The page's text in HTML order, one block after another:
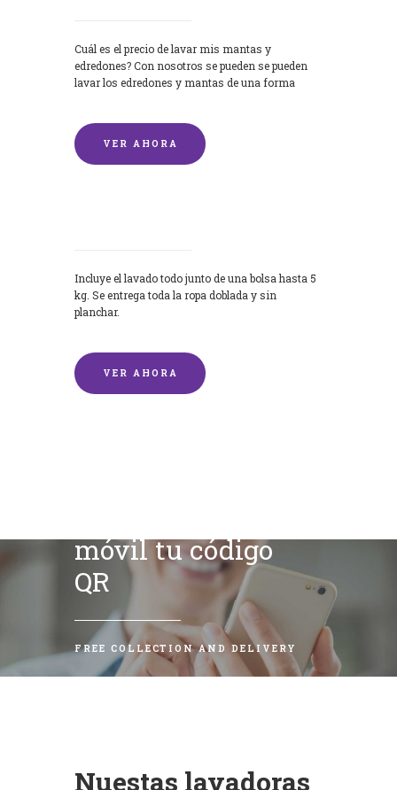
Cuál es el precio de lavar mis mantas y
edredones? Con nosotros se pueden se pueden
lavar los edredones y mantas de una forma
VER AHORA
Incluye el lavado todo junto de una bolsa hasta 5
kg. Se entrega toda la ropa doblada y sin
planchar.
VER AHORA
móvil tu código
QR
FREE COLLECTION AND DELIVERY
Nuestas lavadoras